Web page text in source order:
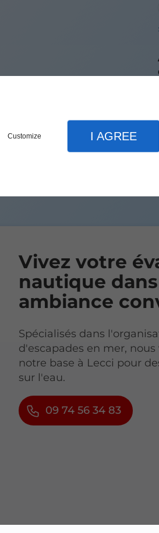
Customize I AGREE
Vivez votre
nautique
ambiance
Spécialisés dans
d'escapades en mer,
notre base à Lecci pour
sur l'eau.
09 74 56 34 83